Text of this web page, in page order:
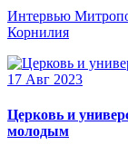
Интервью
Корнилия
17 Авг 2023
Церковь и
молодым